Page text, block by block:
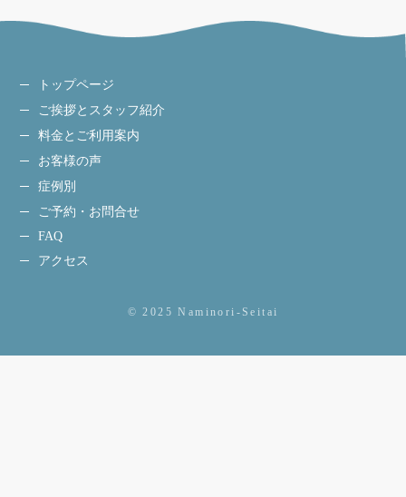
トップページ
ご挨拶とスタッフ紹介
料金とご利用案内
お客様の声
症例別
ご予約・お問合せ
FAQ
アクセス
© 2025 Naminori-Seitai